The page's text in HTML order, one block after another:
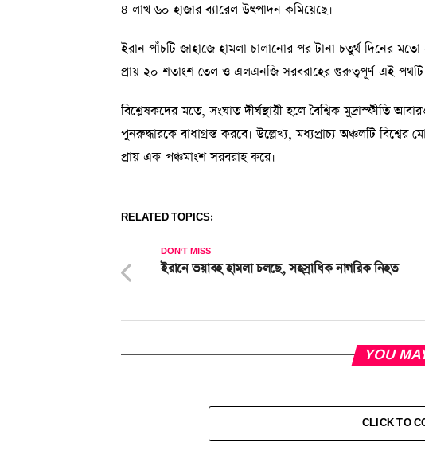
৪ লাখ ৬০ হাজার ব্যারেল উৎপাদন কমিয়েছে।
ইরান পাঁচটি জাহাজে হামলা চালানোর পর টানা চতুর্থ দিনের
প্রায় ২০ শতাংশ তেল ও এলএনজি সরবরাহের গুরুত্বপূর্ণ এই পথটি
বিশ্লেষকদের মতে, সংঘাত দীর্ঘস্থায়ী হলে বৈশ্বিক মুদ্রাস্ফীতি
পুনরুদ্ধারকে বাধাগ্রস্ত করবে। উল্লেখ্য, মধ্যপ্রাচ্য অঞ্চলটি
প্রায় এক-পঞ্চমাংশ সরবরাহ করে।
RELATED TOPICS:
DON'T MISS
ইরানে ভয়াবহ হামলা চলছে, সহস্রাধিক নাগরিক নিহত
YOU
CLICK TO